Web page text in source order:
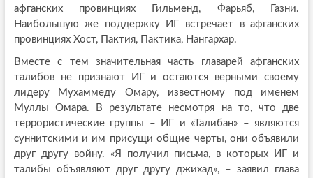
афганских провинциях Гильменд, Фарьяб, Газни.
Наибольшую же поддержку ИГ встречает в афганских
провинциях Хост, Пактия, Пактика, Нангархар.
Вместе с тем значительная часть главарей афганских
талибов не признают ИГ и остаются верными своему
лидеру Мухаммеду Омару, известному под именем
Муллы Омара. В результате несмотря на то, что две
террористические группы – ИГ и «Талибан» – являются
суннитскими и им присущи общие черты, они объявили
друг другу войну. «Я получил письма, в которых ИГ и
талибы объявляют друг другу джихад», – заявил глава